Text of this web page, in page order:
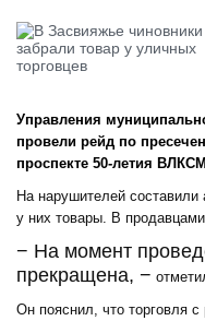
Управления
провели рейд по
проспекте 50-летия
На нарушителей
у них товары. В
− На момент
прекращена, −
Он пояснил, что торговля с